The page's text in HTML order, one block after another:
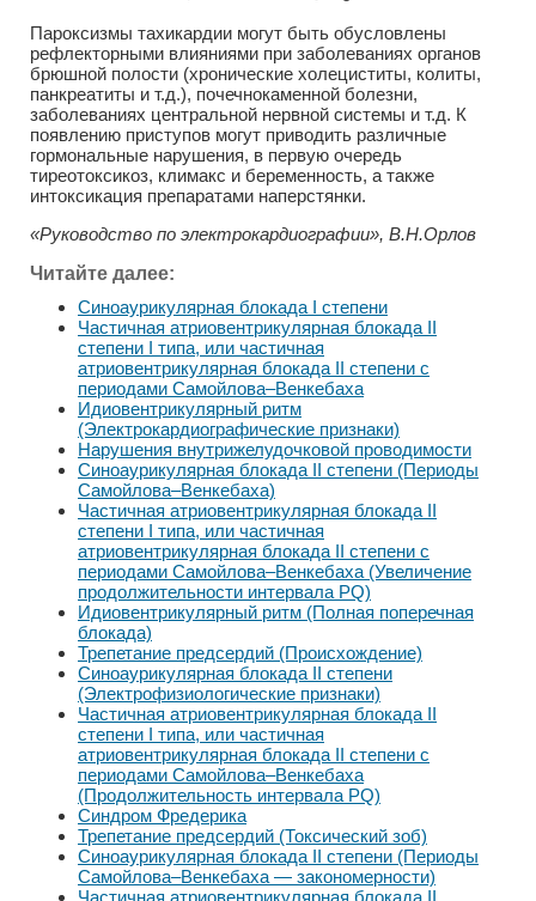
Пароксизмы тахикардии могут быть обусловлены
рефлекторными влияниями при заболеваниях органов
брюшной полости (хронические холециститы, колиты,
панкреатиты и т.д.), почечнокаменной болезни,
заболеваниях центральной нервной системы и т.д. К
появлению приступов могут приводить различные
гормональные нарушения, в первую очередь
тиреотоксикоз, климакс и беременность, а также
интоксикация препаратами наперстянки.
«Руководство по электрокардиографии», В.Н.Орлов
Читайте далее:
Синоаурикулярная блокада I степени
Частичная атриовентрикулярная блокада II
степени I типа, или частичная
атриовентрикулярная блокада II степени с
периодами Самойлова–Венкебаха
Идиовентрикулярный ритм
(Электрокардиографические признаки)
Нарушения внутрижелудочковой проводимости
Синоаурикулярная блокада II степени (Периоды
Самойлова–Венкебаха)
Частичная атриовентрикулярная блокада II
степени I типа, или частичная
атриовентрикулярная блокада II степени с
периодами Самойлова–Венкебаха (Увеличение
продолжительности интервала PQ)
Идиовентрикулярный ритм (Полная поперечная
блокада)
Трепетание предсердий (Происхождение)
Синоаурикулярная блокада II степени
(Электрофизиологические признаки)
Частичная атриовентрикулярная блокада II
степени I типа, или частичная
атриовентрикулярная блокада II степени с
периодами Самойлова–Венкебаха
(Продолжительность интервала PQ)
Синдром Фредерика
Трепетание предсердий (Токсический зоб)
Синоаурикулярная блокада II степени (Периоды
Самойлова–Венкебаха — закономерности)
Частичная атриовентрикулярная блокада II